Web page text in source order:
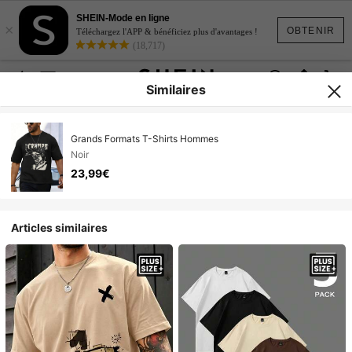
OBTENIR
×
SHEIN-Mode en ligne
Téléchargez l'APP & bénéficiez plus d'avantages !
(18,717)
Similaires
Grands Formats T-Shirts Hommes
Noir
23,99€
Articles similaires